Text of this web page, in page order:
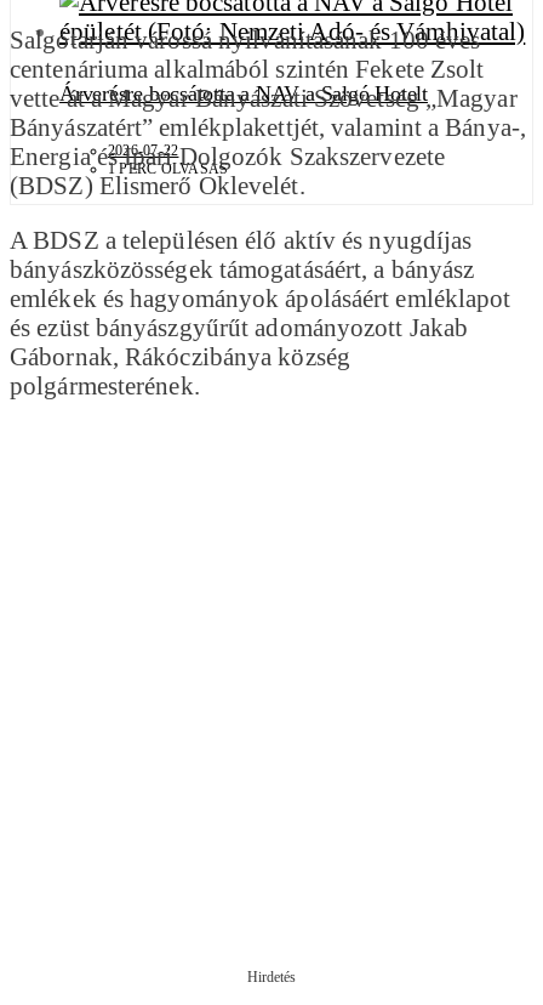
Árverésre bocsátotta a NAV a Salgó Hotelt
2026-07-22
1 PERC OLVASÁS
Salgótarján várossá nyilvánításának 100 éves
centenáriuma alkalmából szintén Fekete Zsolt
vette át a Magyar Bányászati Szövetség „Magyar
Bányászatért” emlékplakettjét, valamint a Bánya-,
Energia és Ipari Dolgozók Szakszervezete
(BDSZ) Elismerő Oklevelét.
A BDSZ a településen élő aktív és nyugdíjas
bányászközösségek támogatásáért, a bányász
emlékek és hagyományok ápolásáért emléklapot
és ezüst bányászgyűrűt adományozott Jakab
Gábornak, Rákóczibánya község
polgármesterének.
Hirdetés